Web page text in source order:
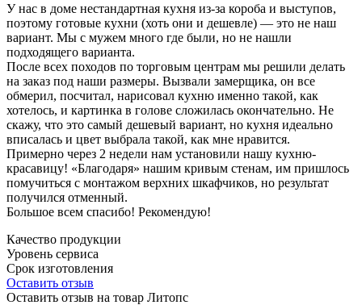
У нас в доме нестандартная кухня из-за короба и выступов,
поэтому готовые кухни (хоть они и дешевле) — это не наш
вариант. Мы с мужем много где были, но не нашли
подходящего варианта.
После всех походов по торговым центрам мы решили делать
на заказ под наши размеры. Вызвали замерщика, он все
обмерил, посчитал, нарисовал кухню именно такой, как
хотелось, и картинка в голове сложилась окончательно. Не
скажу, что это самый дешевый вариант, но кухня идеально
вписалась и цвет выбрала такой, как мне нравится.
Примерно через 2 недели нам установили нашу кухню-
красавицу! «Благодаря» нашим кривым стенам, им пришлось
помучиться с монтажом верхних шкафчиков, но результат
получился отменный.
Большое всем спасибо! Рекомендую!
Качество продукции
Уровень сервиса
Срок изготовления
Оставить отзыв
Оставить отзыв на товар Литопс